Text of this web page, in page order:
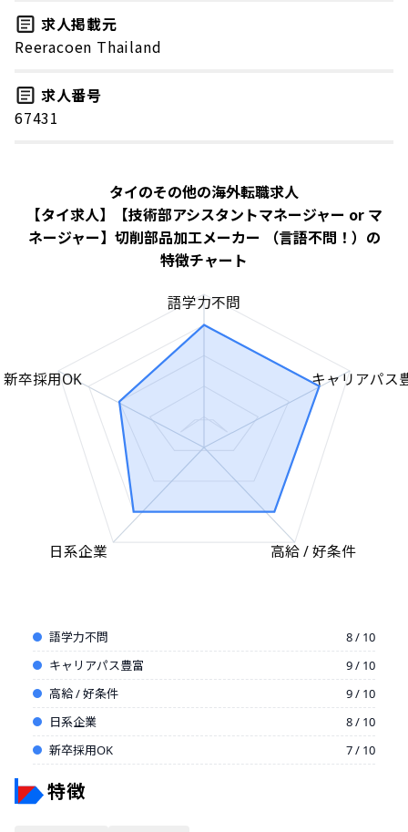
求人掲載元
Reeracoen Thailand
求人番号
67431
タイのその他の海外転職求人
【タイ求人】【技術部アシスタントマネージャー or マ
ネージャー】切削部品加工メーカー （言語不問！）の
特徴チャート
語学力不問
キャリアパス
高給 / 好条件
日系企業
新卒採用OK
語学力不問
8 / 10
キャリアパス豊富
9 / 10
高給 / 好条件
9 / 10
日系企業
8 / 10
新卒採用OK
7 / 10
特徴